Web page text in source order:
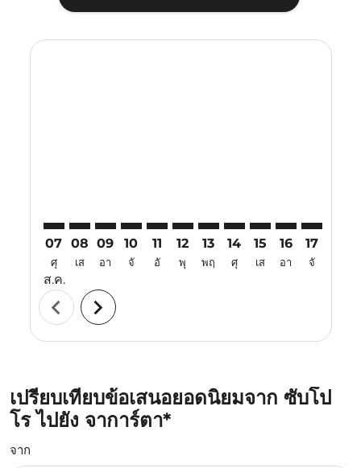
07
ศุ
ส.ค.
08
เส
09
อา
10
จั
11
อั
12
พุ
13
พฤ
14
ศุ
15
เส
16
อา
17
จั
chevron_left chevron_right
เปรียบเทียบข้อเสนอยอดนิยมจาก ซับโป
โร ไปยัง จาการ์ตา*
จาก